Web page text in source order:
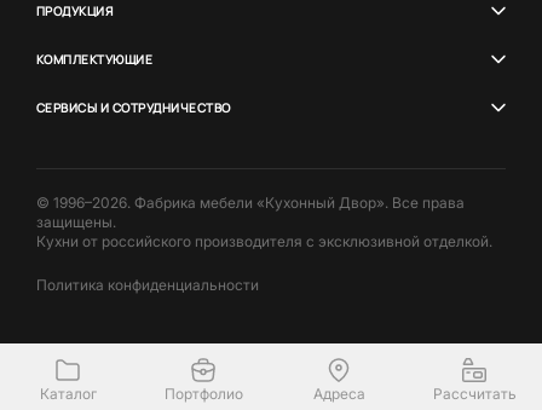
ПРОДУКЦИЯ
КОМПЛЕКТУЮЩИЕ
СЕРВИСЫ И СОТРУДНИЧЕСТВО
© 1996–2026. Фабрика мебели «Кухонный Двор». Все права
защищены.
Кухни от российского производителя с эксклюзивной отделкой.
Политика конфиденциальности
Каталог Портфолио Адреса Рассчитать